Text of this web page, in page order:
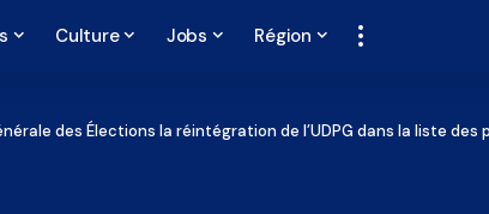
Culture Jobs Région
la réintégration de l’UDPG dans la liste des partis retenus pour les élections